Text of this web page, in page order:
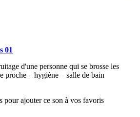
01
d'une personne qui se brosse les
proche – hygiène – salle de bain